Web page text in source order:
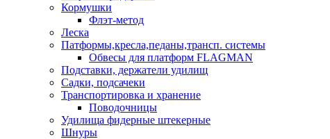
Кормушки
Флэт-метод
Леска
Патформы,кресла,педаны,трансп. системы
Обвесы для платформ FLAGMAN
Подставки, держатели удилищ
Садки, подсачеки
Транспортировка и хранение
Поводочницы
Удилища фидерные штекерные
Шнуры